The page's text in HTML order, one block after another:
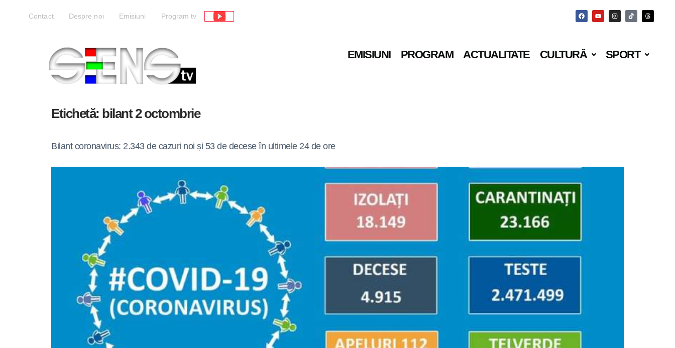
Contact Despre noi Emisiuni Program tv Live
EMISIUNI PROGRAM ACTUALITATE CULTURĂ SPORT
Etichetă: bilant 2 octombrie
Bilanț coronavirus: 2.343 de cazuri noi și 53 de decese în ultimele 24 de ore